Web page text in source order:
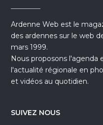
Ardenne Web est le
des ardennes sur le web
mars 1999.
Nous proposons l'agenda
l'actualité régionale en
et vidéos au quotidien.
SUIVEZ NOUS